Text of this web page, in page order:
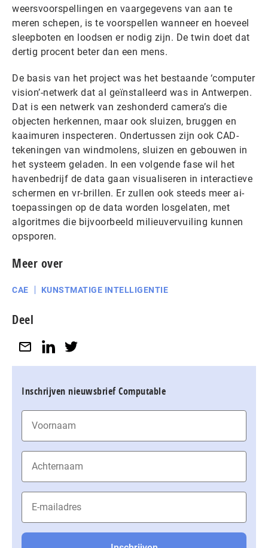
weersvoorspellingen en vaargegevens van aan te
meren schepen, is te voorspellen wanneer en hoeveel
sleepboten en loodsen er nodig zijn. De twin doet dat
dertig procent beter dan een mens.
De basis van het project was het bestaande ‘computer
vision’-netwerk dat al geïnstalleerd was in Antwerpen.
Dat is een netwerk van zeshonderd camera’s die
objecten herkennen, maar ook sluizen, bruggen en
kaaimuren inspecteren. Ondertussen zijn ook CAD-
tekeningen van windmolens, sluizen en gebouwen in
het systeem geladen. In een volgende fase wil het
havenbedrijf de data gaan visualiseren in interactieve
schermen en vr-brillen. Er zullen ook steeds meer ai-
toepassingen op de data worden losgelaten, met
algoritmes die bijvoorbeeld milieuvervuiling kunnen
opsporen.
Meer over
CAE KUNSTMATIGE INTELLIGENTIE
Deel
Inschrijven nieuwsbrief Computable